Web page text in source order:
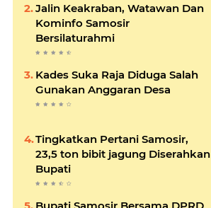
Jalin Keakraban, Watawan Dan
Kominfo Samosir
Bersilaturahmi
Kades Suka Raja Diduga Salah
Gunakan Anggaran Desa
Tingkatkan Pertani Samosir,
23,5 ton bibit jagung Diserahkan
Bupati
Bupati Samosir Bersama DPRD